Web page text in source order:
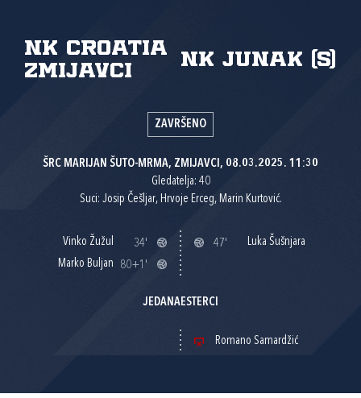
NK Croatia
Zmijavci
NK Junak (S)
ZAVRŠENO
ŠRC MARIJAN ŠUTO-MRMA, ZMIJAVCI, 08.03.2025. 11:30
Gledatelja: 40
Suci: Josip Češljar, Hrvoje Erceg, Marin Kurtović.
Vinko Žužul
34'
Marko Buljan
80+1'
47' Luka Šušnjara
JEDANAESTERCI
Romano Samardžić